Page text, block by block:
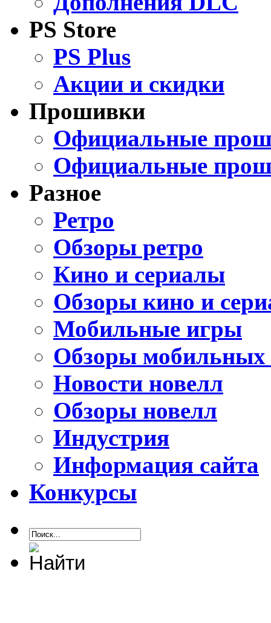
PS Store
PS Plus
Акции и скидки
Прошивки
Официальные
Официальные
Разное
Ретро
Обзоры ретро
Кино и сериалы
Обзоры кино и
Мобильные игры
Обзоры мобильных
Новости новелл
Обзоры новелл
Индустрия
Информация сайта
Конкурсы